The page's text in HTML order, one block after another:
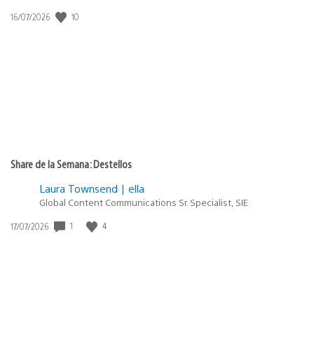
Fecha
16/07/2026 10
Share de la Semana: Destellos
Laura Townsend | ella
Global Content Communications Sr. Specialist, SIE
Fecha
17/07/2026 1 4